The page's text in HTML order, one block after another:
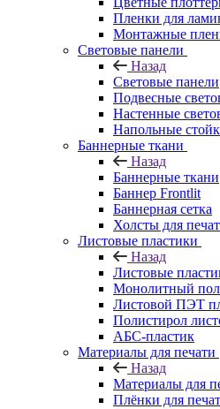
Пленки для
Монтажные
Световые панели
Назад
Световые панели
Подвесные
Настенные
Напольные
Баннерные ткани
Назад
Баннерные ткани
Баннер Frontlit
Баннерная сетка
Холсты для
Листовые пластики
Назад
Листовые
Монолитный
Листовой ПЭТ
Полистирол
АБС-пластик
Материалы для печати
Назад
Материалы для
Плёнки для